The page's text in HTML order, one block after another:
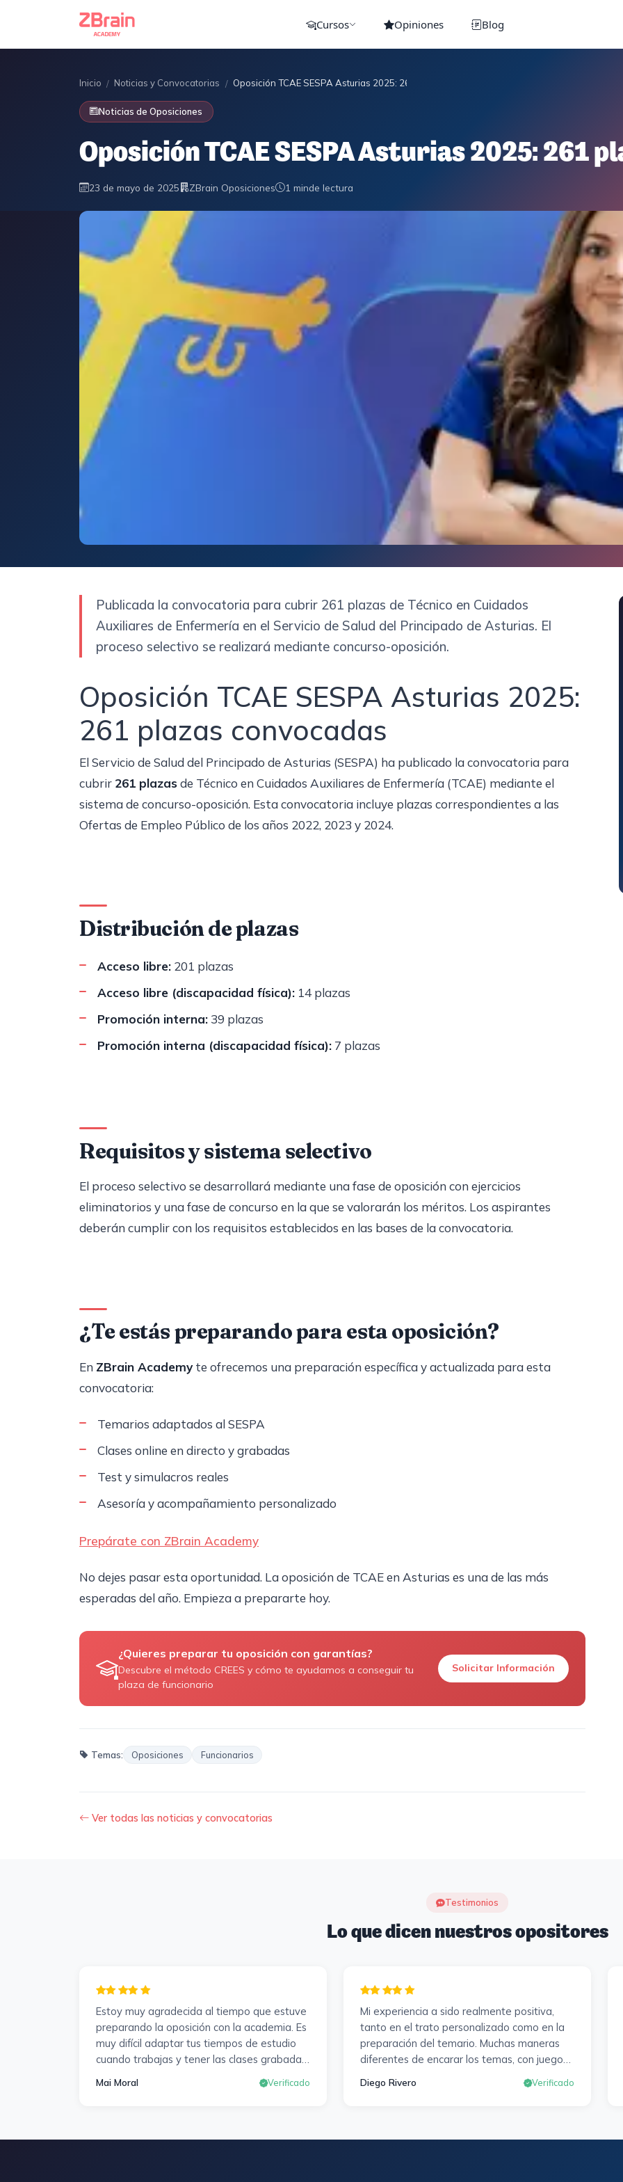
Cursos Opiniones Blog
Inicio / Noticias y Convocatorias / Oposición TCAE SESPA Asturias 2025: 261 plazas convocadas
Noticias de Oposiciones
Oposición TCAE SESPA Asturias 2025: 261
23 de mayo de 2025 ZBrain Oposiciones 1 minde lectura
Publicada la convocatoria para cubrir 261 plazas de Técnico en Cuidados
Auxiliares de Enfermería en el Servicio de Salud del Principado de Asturias. El
proceso selectivo se realizará mediante concurso-oposición.
Oposición TCAE SESPA Asturias 2025:
261 plazas convocadas
El Servicio de Salud del Principado de Asturias (SESPA) ha publicado la convocatoria para
cubrir 261 plazasde Técnico en Cuidados Auxiliares de Enfermería (TCAE) mediante el
sistema de concurso-oposición. Esta convocatoria incluye plazas correspondientes a las
Ofertas de Empleo Público de los años 2022, 2023 y 2024.
Distribución de plazas
Acceso libre: 201 plazas
Acceso libre (discapacidad física): 14 plazas
Promoción interna: 39 plazas
Promoción interna (discapacidad física): 7 plazas
Requisitos y sistema selectivo
El proceso selectivo se desarrollará mediante una fase de oposición con ejercicios
eliminatorios y una fase de concurso en la que se valorarán los méritos. Los aspirantes
deberán cumplir con los requisitos establecidos en las bases de la convocatoria.
¿Te estás preparando para esta oposición?
En ZBrain Academyte ofrecemos una preparación específica y actualizada para esta
convocatoria:
Temarios adaptados al SESPA
Clases online en directo y grabadas
Test y simulacros reales
Asesoría y acompañamiento personalizado
Prepárate con ZBrain Academy
No dejes pasar esta oportunidad. La oposición de TCAE en Asturias es una de las más
esperadas del año. Empieza a prepararte hoy.
¿Quieres preparar tu oposición con garantías?
Descubre el método CREES y cómo te ayudamos a conseguir tu
plaza de funcionario
Solicitar Información
Temas: Oposiciones Funcionarios
Ver todas las noticias y convocatorias
Testimonios
Lo que dicen nuestros opositores
Estoy muy agradecida al tiempo que estuve
preparando la oposición con la academia. Es
muy difícil adaptar tus tiempos de estudio
cuando trabajas y tener las clases grabadas
y poder visualizarlas en cualquier momento y
las veces que sea necesario, se agradece
invertir mucho, mucho tiempo, pero que
Mai Moral Verificado
Mi experiencia a sido realmente positiva,
tanto en el trato personalizado como en la
preparación del temario. Muchas maneras
diferentes de encarar los temas, con juegos ,
preparación y un temario muy al día. Una
Diego Rivero Verificado